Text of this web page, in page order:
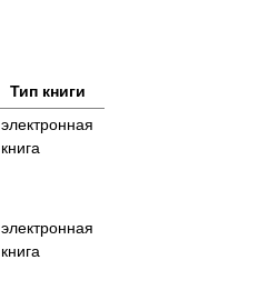
Тип книги
электронная
книга
электронная
книга